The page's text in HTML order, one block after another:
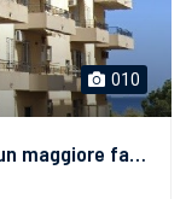
010
Unità immobiliare facente parte di un maggiore fabbricato nel Comune di Grotteria (RC) , in C/da Grotteria Mare n.5, riportato Categoria A/3, consistenza 5 vani, dati di superficie 94 mq.